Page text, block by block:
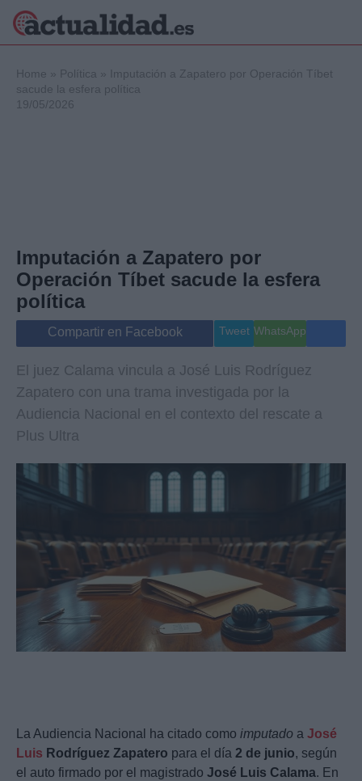
Internacional
Viajes
Gente
Musica
Home » Política »
Imputación a Zapatero por Operación Tíbet
sacude la esfera política
19/05/2026
Imputación a Zapatero por
Operación Tíbet sacude la esfera
política
Compartir en Facebook Tweet WhatsApp
El juez Calama vincula a José Luis Rodríguez
Zapatero con una trama investigada por la
Audiencia Nacional en el contexto del rescate a
Plus Ultra
La Audiencia Nacional ha citado como imputado a José
Luis Rodríguez Zapatero para el día 2 de junio, según
el auto firmado por el magistrado José Luis Calama. En